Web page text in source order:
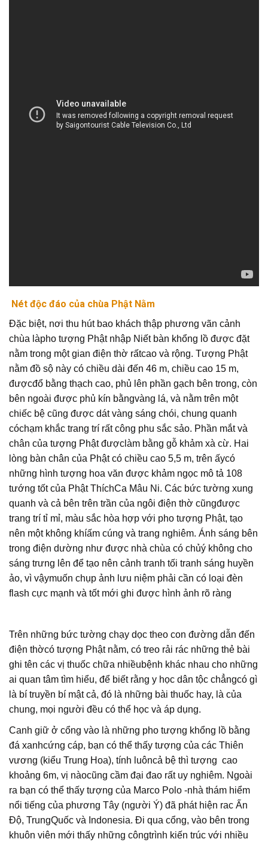
Nét độc đáo của chùa Phật Nằm
Đặc biệt, nơi thu hút bao khách thập phương vãn cảnh
chùa làpho tượng Phật nhập Niết bàn khổng lồ được đặt
nằm trong một gian điện thờ rấtcao và rộng. Tượng Phật
nằm đồ sộ này có chiều dài đến 46 m, chiều cao 15 m,
đượcđổ bằng thạch cao, phủ lên phần gạch bên trong, còn
bên ngoài được phủ kín bằngvàng lá, và nằm trên một
chiếc bệ cũng được dát vàng sáng chói, chung quanh
cóchạm khắc trang trí rất công phu sắc sảo. Phần mắt và
chân của tượng Phật đượclàm bằng gỗ khảm xà cừ. Hai
lòng bàn chân của Phật có chiều cao 5,5 m, trên ấycó
những hình tượng hoa văn được khảm ngọc mô tả 108
tướng tốt của Phật ThíchCa Mâu Ni. Các bức tường xung
quanh và cả bên trên trần của ngôi điện thờ cũngđược
trang trí tỉ mỉ, màu sắc hòa hợp với pho tượng Phật, tạo
nên một không khíấm cúng và trang nghiêm. Ánh sáng bên
trong điện dường như được nhà chùa có chủý không cho
sáng trưng lên để tạo nên cảnh tranh tối tranh sáng huyền
ảo, vì vậymuốn chụp ảnh lưu niệm phải cần có loại đèn
flash cực mạnh và tốt mới ghi được hình ảnh rõ ràng
Trên những bức tường chạy dọc theo con đường dẫn đến
điện thờcó tượng Phật nằm, có treo rải rác những thẻ bài
ghi tên các vị thuốc chữa nhiềubệnh khác nhau cho những
ai quan tâm tìm hiểu, để biết rằng y học dân tộc chẳngcó gì
là bí truyền bí mật cả, đó là những bài thuốc hay, là của
chung, mọi người đều có thể học và áp dụng.
Canh giữ ở cổng vào là những pho tượng khổng lồ bằng
đá xanhcứng cáp, bạn có thể thấy tượng của các Thiên
vương (kiểu Trung Hoa), tính luôncả bệ thì tượng cao
khoảng 6m, vị nàocũng cầm đại đao rất uy nghiêm. Ngoài
ra bạn có thể thấy tượng của Marco Polo -nhà thám hiểm
nổi tiếng của phương Tây (người Ý) đã phát hiện rac Ấn
Độ, TrungQuốc và Indonesia. Đi qua cổng, vào bên trong
khuôn viên mới thấy những côngtrình kiến trúc với nhiều